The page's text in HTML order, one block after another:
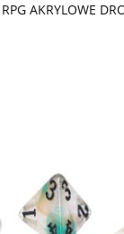
AKRYLOWE